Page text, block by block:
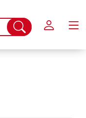
Suche
abschicken